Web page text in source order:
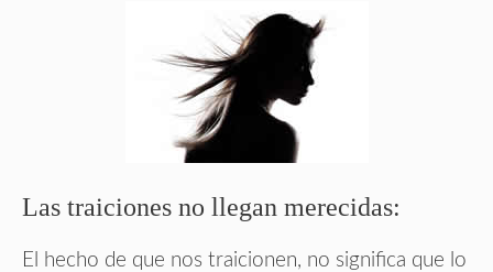
Las traiciones no llegan merecidas:
El hecho de que nos traicionen, no significa que lo